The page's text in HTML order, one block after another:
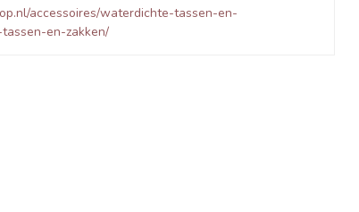
accessoires/waterdichte-tassen-en-
en-zakken/